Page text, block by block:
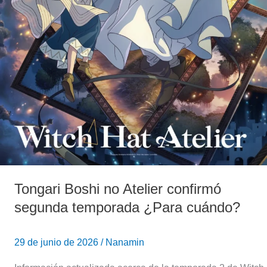
Tongari Boshi no Atelier confirmó
segunda temporada ¿Para cuándo?
29 de junio de 2026 / Nanamin